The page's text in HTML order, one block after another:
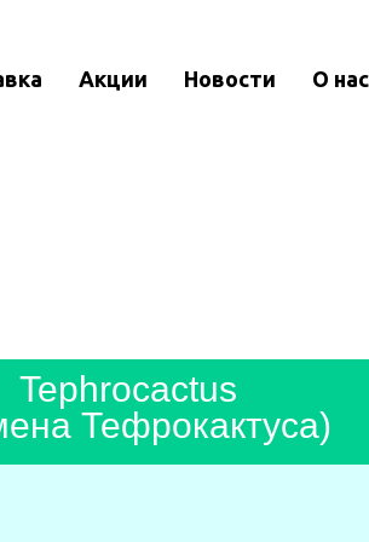
Акции Новости О нас
Tephrocactus
Тефрокактуса)